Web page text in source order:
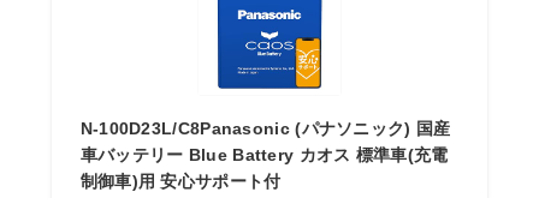
N-100D23L/C8Panasonic (パナソニック) 国産
車バッテリー Blue Battery カオス 標準車(充電
制御車)用 安心サポート付